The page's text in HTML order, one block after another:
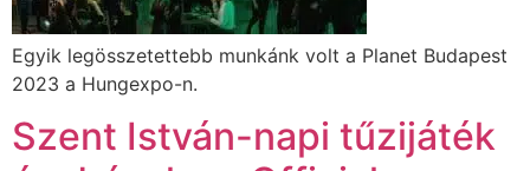
Egyik legösszetettebb munkánk volt a Planet Budapest
2023 a Hungexpo-n.
Szent István-napi tűzijáték